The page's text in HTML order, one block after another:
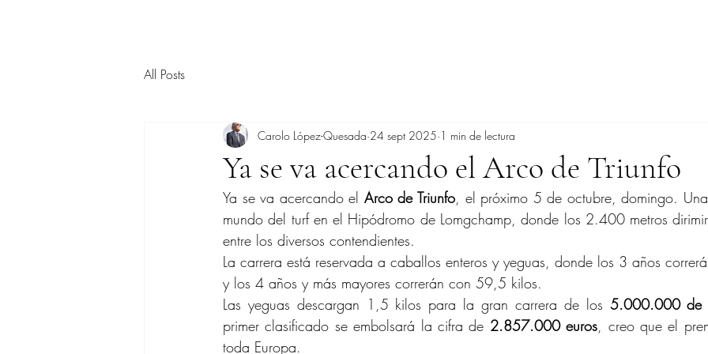
All Posts
Ya se va acercando el Arco de Triunfo
Carolo López-Quesada 24 sept 2025 1 min de lectura
Ya se va acercando el Arco de Triunfo, el próximo 5 de octubre, domingo.
mundo del turf en el Hipódromo de Lomgchamp, donde los 2.400 metros
entre los diversos contendientes.
La carrera está reservada a caballos enteros y yeguas, donde los 3 años
y los 4 años y más mayores correrán con 59,5 kilos.
Las yeguas descargan 1,5 kilos para la gran carrera de los 5.000.000 de
primer clasificado se embolsará la cifra de 2.857.000 euros, creo que el
toda Europa.